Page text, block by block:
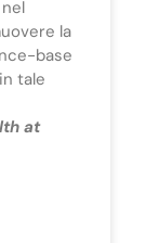
la
base
tale
at